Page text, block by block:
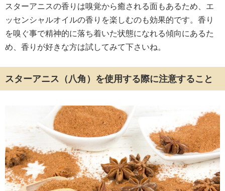
スターアニスの香りは嗅覚から癒される面もあるため、エ
ッセンシャルオイルの香りを楽しむのも効果的です。香り
を嗅ぐ事で精神的に落ち着いた状態になれる傾向にあるた
め、香りが好きな方は試してみて下さいね。
スターアニス（八角）を使用する際に注意すること